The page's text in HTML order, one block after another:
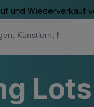
und Wiederverkauf